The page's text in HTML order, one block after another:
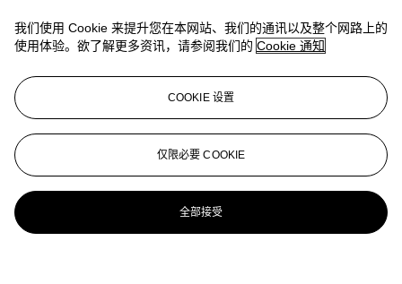
我们使用 Cookie 来提升您在本网站、我们的通讯以及整个网路上的
使用体验。欲了解更多资讯，请参阅我们的 Cookie 通知
COOKIE 设置
仅限必要 COOKIE
全部接受